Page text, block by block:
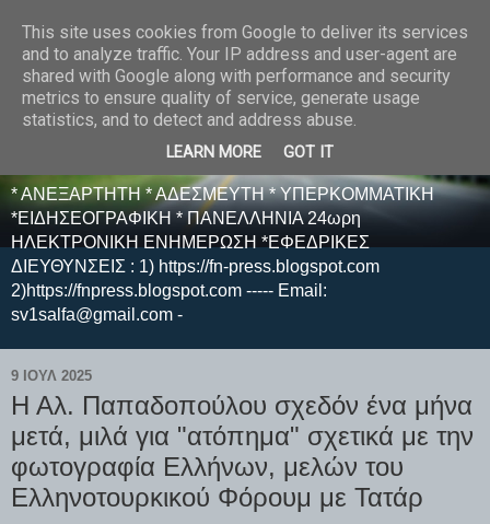
E F E N P R E S S -
ΗΛΕΚΤΡΟΝΙΚΗ
ΕΦΗΜΕΡΙΔΑ
* ΑΝΕΞΑΡΤΗΤΗ * ΑΔΕΣΜΕΥΤΗ * ΥΠΕΡΚΟΜΜΑΤΙΚΗ
*ΕΙΔΗΣΕΟΓΡΑΦΙΚΗ * ΠΑΝΕΛΛΗΝΙΑ 24ωρη
ΗΛΕΚΤΡΟΝΙΚΗ ΕΝΗΜΕΡΩΣΗ *ΕΦΕΔΡΙΚΕΣ
ΔΙΕΥΘΥΝΣΕΙΣ : 1) https://fn-press.blogspot.com
2)https://fnpress.blogspot.com ----- Email:
sv1salfa@gmail.com -
9 ΙΟΥΛ 2025
Η Αλ. Παπαδοπούλου σχεδόν ένα μήνα
μετά, μιλά για "ατόπημα" σχετικά με την
φωτογραφία Ελλήνων, μελών του
Ελληνοτουρκικού Φόρουμ με Τατάρ
This site uses cookies from Google to deliver its services
and to analyze traffic. Your IP address and user-agent are
shared with Google along with performance and security
metrics to ensure quality of service, generate usage
statistics, and to detect and address abuse.
LEARN MORE GOT IT